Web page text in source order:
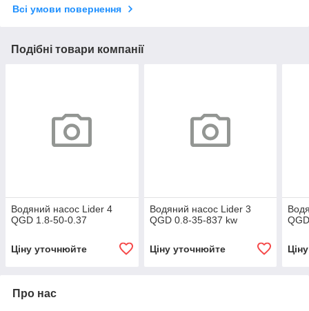
Всі умови повернення
Подібні товари компанії
Водяний насос Lider 4
QGD 1.8-50-0.37
Ціну уточнюйте
Водяний насос Lider 3
QGD 0.8-35-837 kw
Ціну уточнюйте
Про нас